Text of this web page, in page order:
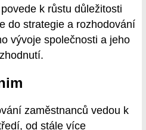
k růstu důležitosti
do strategie a rozhodování
vývoje společnosti a jeho
zaměstnanců vedou k
od stále více